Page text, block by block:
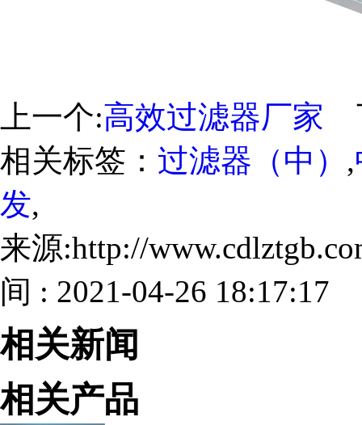
上一个:高效过滤器厂家
相关标签： 过滤器（中） ,
发,
来源:http://
间 : 2021-04-26 18:17:17
相关新闻
相关产品